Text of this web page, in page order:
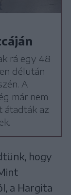
rá egy 48
délután
A
már nem
átadták az
hogy
a Hargita